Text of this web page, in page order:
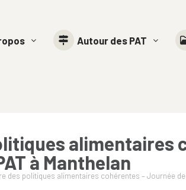
Autour des PAT
alimentaires
à Manthelan
des politiques alimentaires cohérentes – Journée